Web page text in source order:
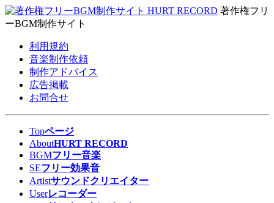
著作権フリ
ーBGM制作サイト
利用規約
音楽制作依頼
制作アドバイス
広告掲載
お問合せ
Topページ
AboutHURT RECORD
BGMフリー音楽
SEフリー効果音
Artistサウンドクリエイター
Userレコーダー